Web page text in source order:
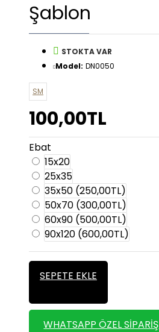
Şablon
STOKTA VAR
Model: DN0050
SM
100,00TL
Ebat
15x20
25x35
35x50 (250,00TL)
50x70 (300,00TL)
60x90 (500,00TL)
90x120 (600,00TL)
SEPETE EKLE
WHATSAPP ÖZEL SIPARIŞ